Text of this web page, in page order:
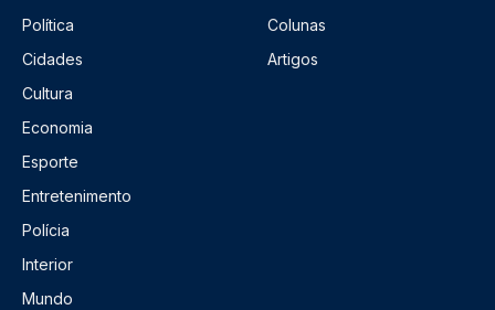
Política
Cidades
Cultura
Economia
Esporte
Entretenimento
Polícia
Interior
Mundo
Colunas
Artigos